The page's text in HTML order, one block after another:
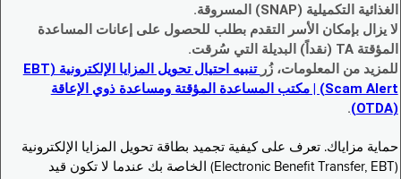
الغذائية التكميلية (SNAP) المسروقة.
لا يزال بإمكان الأسر التقدم بطلب للحصول على إعانات المساعدة
المؤقتة TA (نقداً) البديلة التي سُرقت.
للمزيد من المعلومات، زُر
تنبيه احتيال تحويل المزايا الإلكترونية (EBT
Scam Alert) | مكتب المساعدة المؤقتة ومساعدة ذوي الإعاقة
(OTDA)
.
حماية مزاياك. تعرف على كيفية تجميد بطاقة تحويل المزايا الإلكترونية
(Electronic Benefit Transfer, EBT) الخاصة بك عندما لا تكون قيد